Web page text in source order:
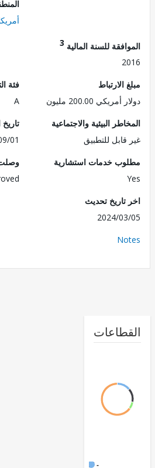
أمريكا
للسنة المالية3
200.00 مليون
فئة التصنيف
A
البيئية والاجتماعية
للتطبيق
تاريخ الإقفال
2023/09/01
خدمات استشارية
وصلت
Approved
تحديث
2024/